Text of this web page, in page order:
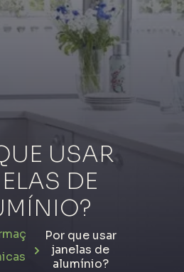
USAR
DE
Por que usar
janelas de
alumínio?